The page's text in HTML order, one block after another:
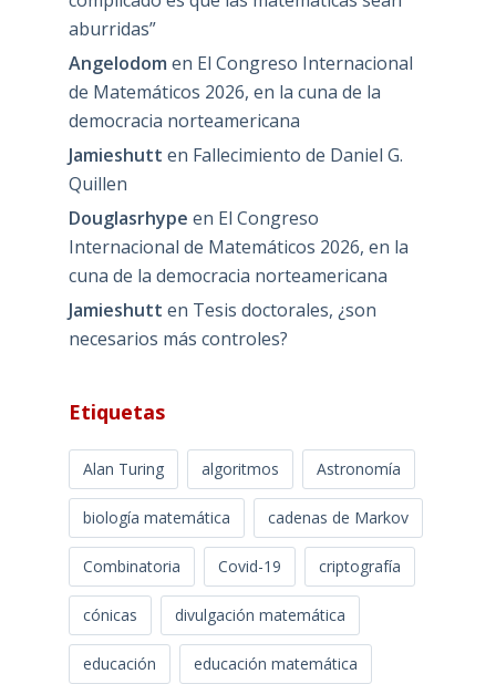
aburridas”
Angelodom en El Congreso Internacional
de Matemáticos 2026, en la cuna de la
democracia norteamericana
Jamieshutt en Fallecimiento de Daniel G.
Quillen
Douglasrhype en El Congreso
Internacional de Matemáticos 2026, en la
cuna de la democracia norteamericana
Jamieshutt en Tesis doctorales, ¿son
necesarios más controles?
Etiquetas
Alan Turing algoritmos Astronomía
biología matemática cadenas de Markov
Combinatoria Covid-19 criptografía
cónicas divulgación matemática
educación educación matemática